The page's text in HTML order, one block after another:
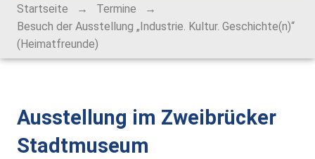
Weihnachtsmarkt
Unser Ort
Ortsverwaltung
Startseite → Termine
→
Besuch der Ausstellung „Industrie. Kultur. Geschichte(n)“
(Heimatfreunde)
Ausstellung im Zweibrücker
Stadtmuseum